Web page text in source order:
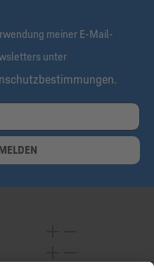
meiner E-Mail-
unter
.